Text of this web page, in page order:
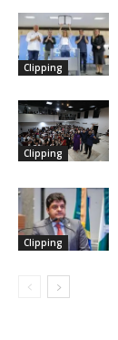
Clipping
Clipping
Clipping